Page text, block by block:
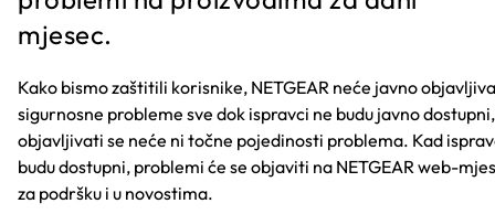
mjesec.
Kako bismo zaštitili korisnike, NETGEAR neće javno
sigurnosne probleme sve dok ispravci ne budu javno
objavljivati se neće ni točne pojedinosti problema. Kad
budu dostupni, problemi će se objaviti na NETGEAR web-
za podršku i u novostima.